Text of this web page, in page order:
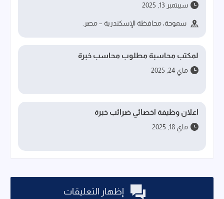
سيبتمبر 13, 2025
سموحة، محافظة الإسكندرية – مصر.
لمكتب محاسبة مطلوب محاسب خبرة
ماي 24, 2025
اعلان وظيفة اخصائي ضرائب خبرة
ماي 18, 2025
إظهار التعليقات